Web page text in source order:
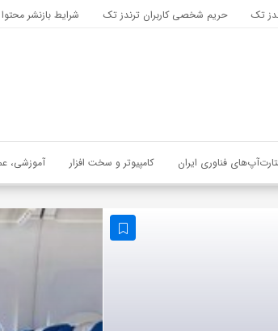
تک حریم شخصی کاربران ترندز تک شرایط بازنشر
فناوری ایران کامپیوتر و سخت افزار آموزشی،